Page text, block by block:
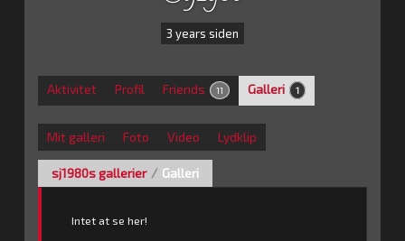
3 years siden
Aktivitet Profil Friends 11 Galleri 1
Mit galleri Foto Video Lydklip
sj1980s gallerier / Galleri
Intet at se her!